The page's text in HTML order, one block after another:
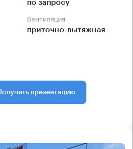
по запросу
Вентиляция
приточно-вытяжная
Получить презентацию